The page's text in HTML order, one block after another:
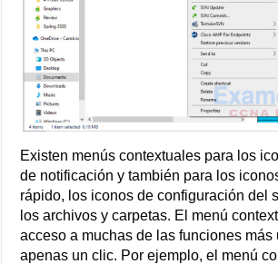
Existen menús contextuales para los
de notificación y también para los
rápido, los iconos de configuración del
los archivos y carpetas. El menú
acceso a muchas de las funciones más
apenas un clic. Por ejemplo, el menú